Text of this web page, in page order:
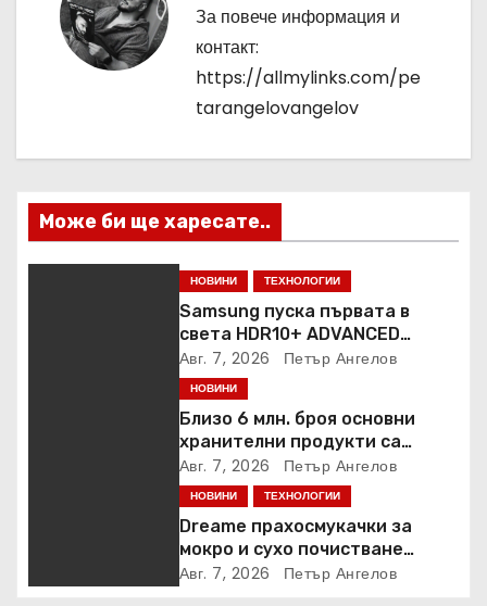
За повече информация и
контакт:
https://allmylinks.com/pe
tarangelovangelov
Може би ще харесате..
НОВИНИ ТЕХНОЛОГИИ
Samsung пуска първата в
света HDR10+ ADVANCED
стрийминг услуга в Prime
Video
Авг. 7, 2026 Петър Ангелов
НОВИНИ
Близо 6 млн. броя основни
хранителни продукти са
закупени от „Кошница с
грижа“ в Kaufland от старта на
кампанията
Авг. 7, 2026 Петър Ангелов
НОВИНИ ТЕХНОЛОГИИ
Dreame прахосмукачки за
мокро и сухо почистване
надхвърлиха 2 000 патентни
Авг. 7, 2026 Петър Ангелов